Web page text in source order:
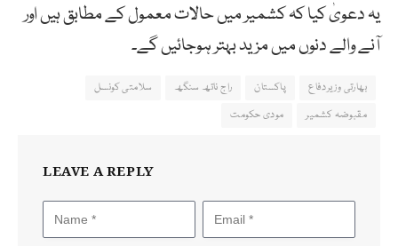
یہ دعویٰ کیا کہ کشمیر میں حالات معمول کے مطابق ہیں اور
آنے والے دنوں میں مزید بہتر ہوجائیں گے۔
بھارتی وزیردفاع پاکستان راج ناتھ سنگھ
سلامتی کونسل
مقبوضہ کشمیر
مودی حکومت
LEAVE A REPLY